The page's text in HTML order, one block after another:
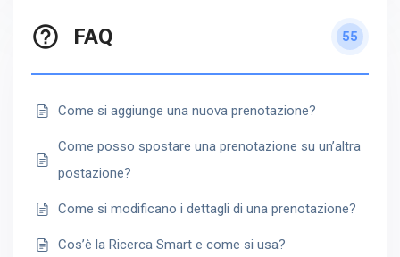
FAQ 55
Come si aggiunge una nuova prenotazione?
Come posso spostare una prenotazione su un’altra
postazione?
Come si modificano i dettagli di una prenotazione?
Cos’è la Ricerca Smart e come si usa?